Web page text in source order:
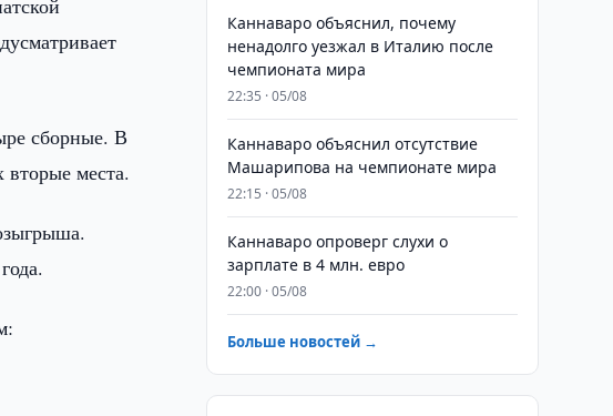
сборные. В
места.
Каннаваро объяснил, почему
ненадолго уезжал в Италию после
чемпионата мира
22:35 · 05/08
Каннаваро объяснил отсутствие
Машарипова на чемпионате мира
22:15 · 05/08
Каннаваро опроверг слухи о
зарплате в 4 млн. евро
22:00 · 05/08
Больше новостей →